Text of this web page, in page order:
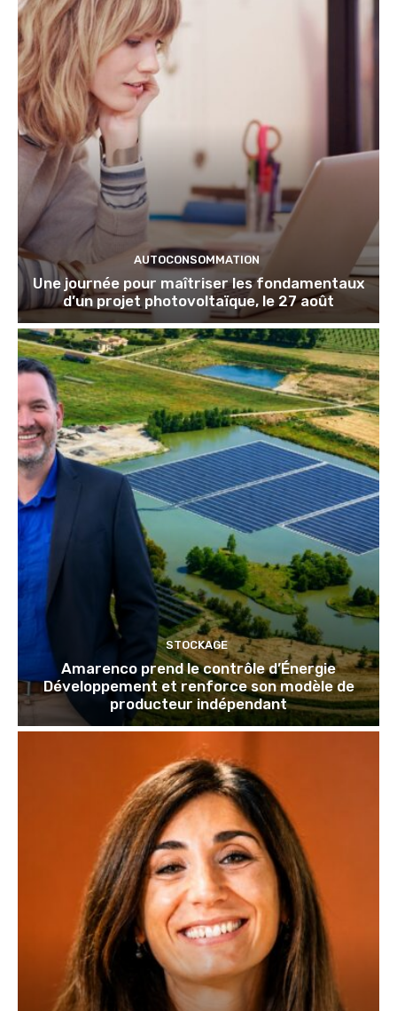
AUTOCONSOMMATION
Une journée pour maîtriser les fondamentaux
d’un projet photovoltaïque, le 27 août
STOCKAGE
Amarenco prend le contrôle d’Énergie
Développement et renforce son modèle de
producteur indépendant